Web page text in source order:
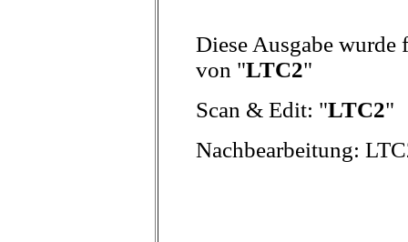
Diese Ausgabe wurde
von "LTC2"
Scan & Edit: "LTC2"
Nachbearbeitung: